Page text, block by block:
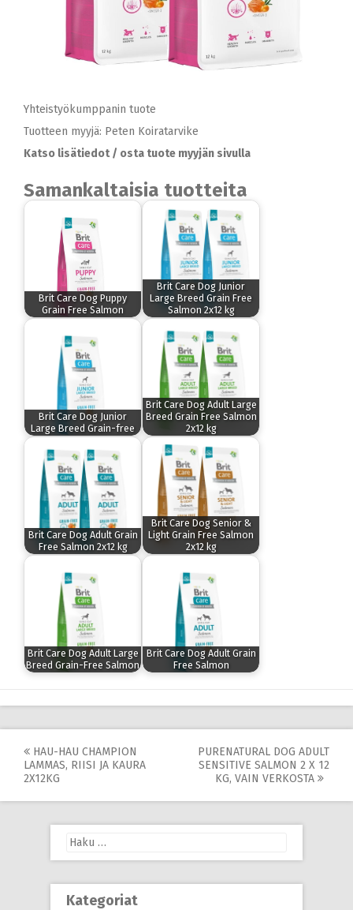
Yhteistyökumppanin tuote
Tuotteen myyjä: Peten Koiratarvike
Katso lisätiedot / osta tuote myyjän sivulla
Samankaltaisia tuotteita
Brit Care Dog Puppy
Grain Free Salmon
Brit Care Dog Junior
Large Breed Grain Free
Salmon 2x12 kg
Brit Care Dog Junior
Large Breed Grain-free
Brit Care Dog Adult Large
Breed Grain Free Salmon
2x12 kg
Brit Care Dog Adult Grain
Free Salmon 2x12 kg
Brit Care Dog Senior &
Light Grain Free Salmon
2x12 kg
Brit Care Dog Adult Large
Breed Grain-Free Salmon
Brit Care Dog Adult Grain
Free Salmon
Post
navigation
HAU-HAU CHAMPION
LAMMAS, RIISI JA KAURA
2X12KG
PURENATURAL DOG ADULT
SENSITIVE SALMON 2 X 12
KG, VAIN VERKOSTA
Haku:
Kategoriat